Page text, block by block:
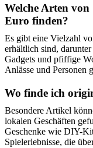
Welche Arten
Euro finden?
Es gibt eine Vielzahl
erhältlich sind,
Gadgets und pfiffige
Anlässe und Personen
Wo finde ich
Besondere Artikel
lokalen Geschäften
Geschenke wie DIY-
Spielerlebnisse, die